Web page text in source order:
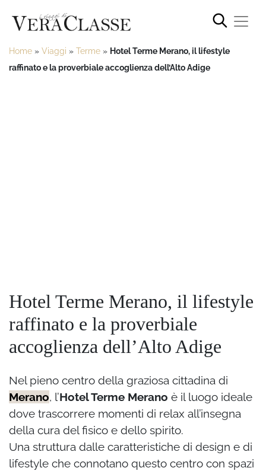
Home » Viaggi » Terme » Hotel Terme Merano, il lifestyle
raffinato e la proverbiale accoglienza dell’Alto Adige
Hotel Terme Merano, il lifestyle
raffinato e la proverbiale
accoglienza dell’Alto Adige
Nel pieno centro della graziosa cittadina di
Merano, l’Hotel Terme Merano è il luogo ideale
dove trascorrere momenti di relax all’insegna
della cura del fisico e dello spirito.
Una struttura dalle caratteristiche di design e di
lifestyle che connotano questo centro con spazi